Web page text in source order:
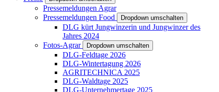
Pressemeldungen Agrar
Pressemeldungen Food
Dropdown umschalten
DLG kürt Jungwinzerin und Jungwinzer des
Jahres 2024
Fotos-Agrar
Dropdown umschalten
DLG-Feldtage 2026
DLG-Wintertagung 2026
AGRITECHNICA 2025
DLG-Waldtage 2025
DLG-Unternehmertage 2025